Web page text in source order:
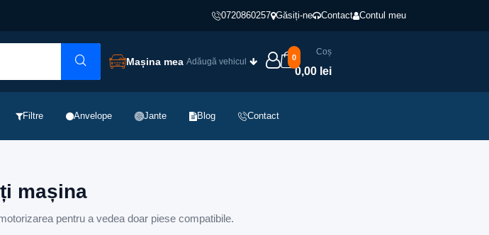
0720860257 Găsiți-ne Contact Contul meu
Mașina mea Adăugă vehicul 0
Coș
0,00 lei
Filtre Anvelope Jante Blog Contact
mașina
pentru a vedea doar piese compatibile.